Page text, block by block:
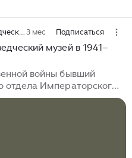
3 мес Подписаться
музей в 1941–
войны бывший
отдела Императорского
пережил